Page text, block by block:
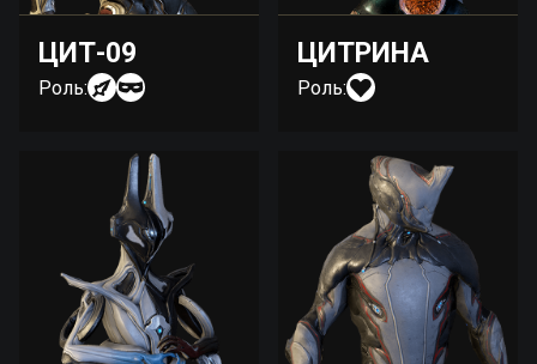
ЦИТ-09
Роль:
ЦИТРИНА
Роль: